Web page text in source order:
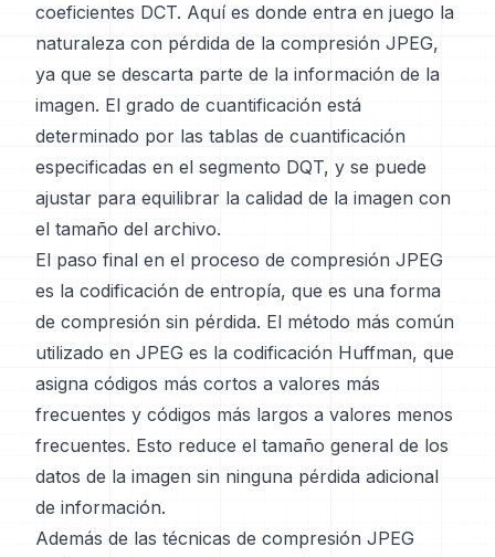
coeficientes DCT. Aquí es donde entra en juego la
naturaleza con pérdida de la compresión JPEG,
ya que se descarta parte de la información de la
imagen. El grado de cuantificación está
determinado por las tablas de cuantificación
especificadas en el segmento DQT, y se puede
ajustar para equilibrar la calidad de la imagen con
el tamaño del archivo.
El paso final en el proceso de compresión JPEG
es la codificación de entropía, que es una forma
de compresión sin pérdida. El método más común
utilizado en JPEG es la codificación Huffman, que
asigna códigos más cortos a valores más
frecuentes y códigos más largos a valores menos
frecuentes. Esto reduce el tamaño general de los
datos de la imagen sin ninguna pérdida adicional
de información.
Además de las técnicas de compresión JPEG